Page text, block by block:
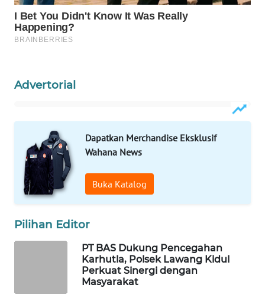
Advertorial
Dapatkan Merchandise Eksklusif
Wahana News
Buka Katalog
Pilihan Editor
PT BAS Dukung Pencegahan
Karhutla, Polsek Lawang Kidul
Perkuat Sinergi dengan
Masyarakat
OTOMOTIF
WAHANA
WAHANA
LAPAK
WAHANA
Wahana
Network
KONSUMEN